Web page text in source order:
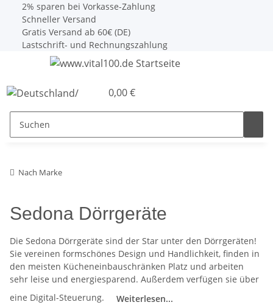
2% sparen bei Vorkasse-Zahlung
Schneller Versand
Gratis Versand ab 60€ (DE)
Lastschrift- und Rechnungszahlung
0,00 €
Nach Marke
Sedona Dörrgeräte
Die Sedona Dörrgeräte sind der Star unter den Dörrgeräten!
Sie vereinen formschönes Design und Handlichkeit, finden in
den meisten Kücheneinbauschränken Platz und arbeiten
sehr leise und energiesparend. Außerdem verfügen sie über
eine Digital-Steuerung.
Weiterlesen...